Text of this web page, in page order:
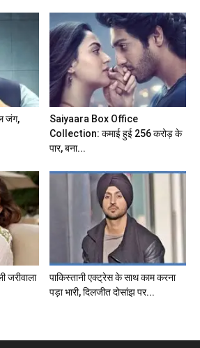
जंग,
Saiyaara Box Office
Collection: कमाई हुई 256 करोड़ के
पार, बना...
जरीवाला
पाकिस्तानी एक्ट्रेस के साथ काम करना
पड़ा भारी, दिलजीत दोसांझ पर...